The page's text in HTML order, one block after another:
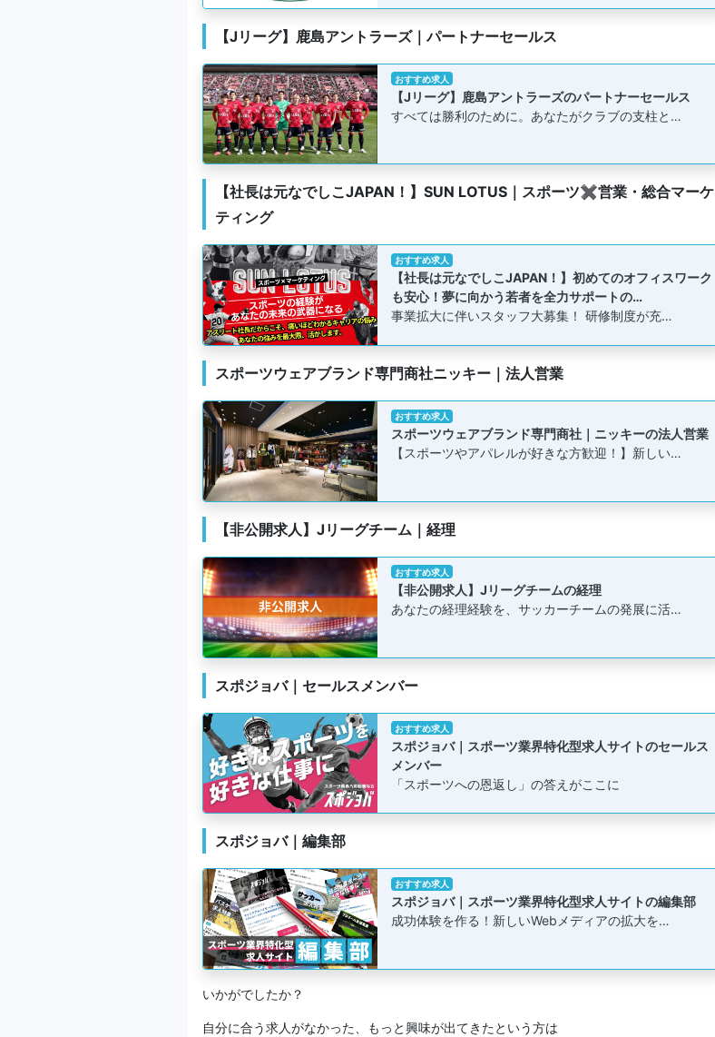
【Jリーグ】鹿島アントラーズ｜パートナーセールス
おすすめ求人
【Jリーグ】鹿島アントラーズのパートナーセールス
すべては勝利のために。あなたがクラブの支柱と…
【社長は元なでしこJAPAN！】SUN LOTUS｜スポーツ✖️営業・総合マーケ
ティング
おすすめ求人
【社長は元なでしこJAPAN！】初めてのオフィスワーク
も安心！夢に向かう若者を全力サポートの…
事業拡大に伴いスタッフ大募集！ 研修制度が充…
スポーツウェアブランド専門商社ニッキー｜法人営業
おすすめ求人
スポーツウェアブランド専門商社｜ニッキーの法人営業
【スポーツやアパレルが好きな方歓迎！】新しい…
【非公開求人】Jリーグチーム｜経理
おすすめ求人
【非公開求人】Jリーグチームの経理
あなたの経理経験を、サッカーチームの発展に活…
スポジョバ｜セールスメンバー
おすすめ求人
スポジョバ｜スポーツ業界特化型求人サイトのセールス
メンバー
「スポーツへの恩返し」の答えがここに
スポジョバ｜編集部
おすすめ求人
スポジョバ｜スポーツ業界特化型求人サイトの編集部
成功体験を作る！新しいWebメディアの拡大を…
いかがでしたか？
自分に合う求人がなかった、もっと興味が出てきたという方は